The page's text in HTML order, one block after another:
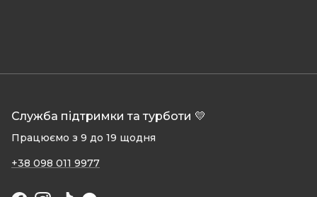
Служба підтримки та турботи 💛
Працюємо з 9 до 19 щодня
+38 098 011 9977